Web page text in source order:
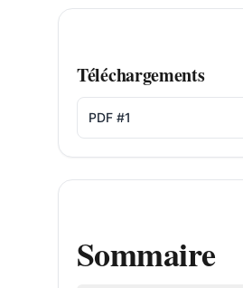
Téléchargements
PDF #1
Sommaire